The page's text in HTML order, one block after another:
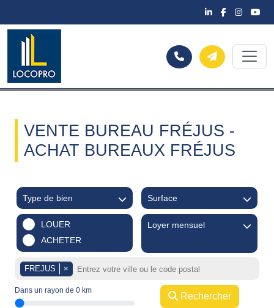
VENTE BUREAU FRÉJUS -
ACHAT BUREAUX FRÉJUS
Type de bien Surface
LOUER
ACHETER
Loyer mensuel
FREJUS ×
Dans un rayon de 0 km
Rechercher